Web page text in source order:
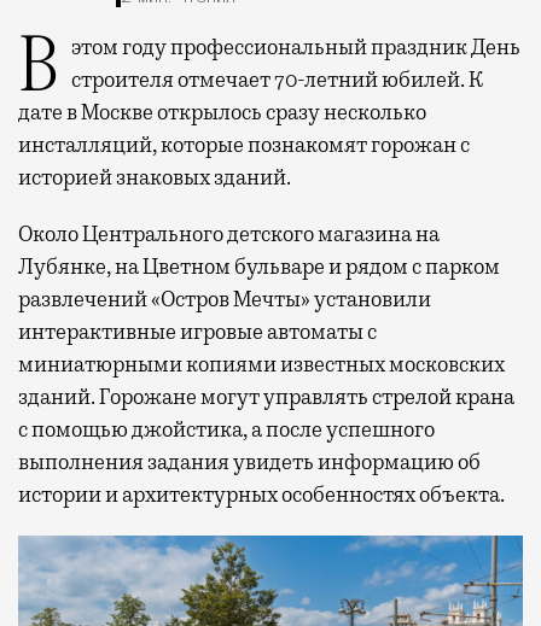
В этом году профессиональный праздник День строителя отмечает 70-летний юбилей. К
дате в Москве открылось сразу несколько
инсталляций, которые познакомят горожан с
историей знаковых зданий.
Около Центрального детского магазина на
Лубянке, на Цветном бульваре и рядом с парком
развлечений «Остров Мечты» установили
интерактивные игровые автоматы с
миниатюрными копиями известных московских
зданий. Горожане могут управлять стрелой крана
с помощью джойстика, а после успешного
выполнения задания увидеть информацию об
истории и архитектурных особенностях объекта.